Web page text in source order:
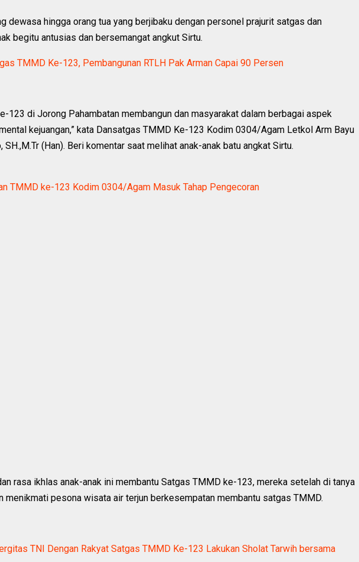
dewasa hingga orang tua yang berjibaku dengan personel prajurit satgas dan
begitu antusias dan bersemangat angkut Sirtu.
TMMD Ke-123, Pembangunan RTLH Pak Arman Capai 90 Persen
123 di Jorong Pahambatan membangun dan masyarakat dalam berbagai aspek
kejuangan,” kata Dansatgas TMMD Ke-123 Kodim 0304/Agam Letkol Arm Bayu
SH.,M.Tr (Han). Beri komentar saat melihat anak-anak batu angkat Sirtu.
TMMD ke-123 Kodim 0304/Agam Masuk Tahap Pengecoran
rasa ikhlas anak-anak ini membantu Satgas TMMD ke-123, mereka setelah di tanya
menikmati pesona wisata air terjun berkesempatan membantu satgas TMMD.
TNI Dengan Rakyat Satgas TMMD Ke-123 Lakukan Sholat Tarwih bersama